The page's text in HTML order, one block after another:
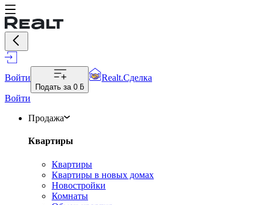
Войти
Подать за 0 ƃ
Realt.Сделка
Войти
Продажа
Квартиры
Квартиры
Квартиры в новых домах
Новостройки
Комнаты